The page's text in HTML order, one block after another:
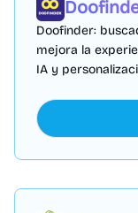
Doofinder:
mejora la
IA y